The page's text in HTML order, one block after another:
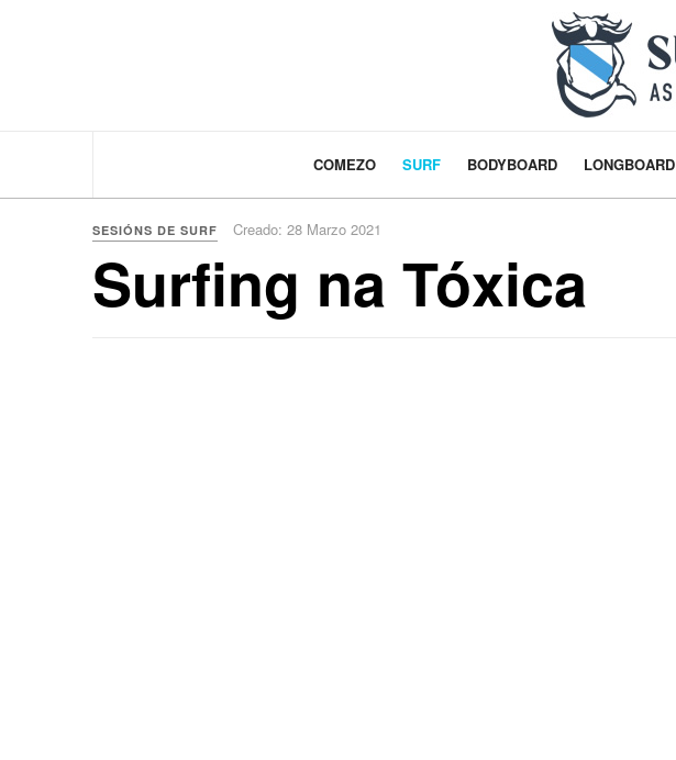
COMEZO SURF BODYBOARD LONGBOARD
SESIÓNS DE SURF Creado: 28 Marzo 2021
Surfing na Tóxica